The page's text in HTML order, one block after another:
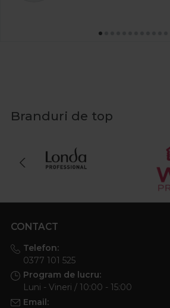
Branduri de top
CONTACT
Telefon:
0377 101 525
Program de lucru:
Luni - Vineri / 10:00 - 15:00
Email: